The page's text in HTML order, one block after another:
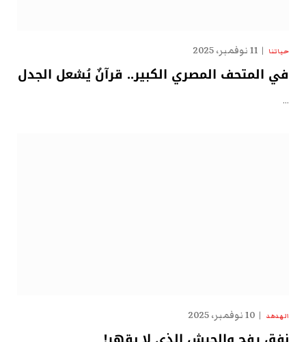
حياتنا 11 نوفمبر، 2025
في المتحف المصري الكبير.. قرآنٌ يُشعل الجدل
…
الهدهد 10 نوفمبر، 2025